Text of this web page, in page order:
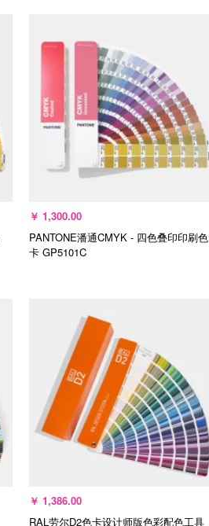
加入购物车
￥ 1,300.00
PANTONE潘通CMYK - 四色叠印印刷色
卡 GP5101C
加入购物车
￥ 1,386.00
RAL劳尔D2色卡设计师版色彩配色工具